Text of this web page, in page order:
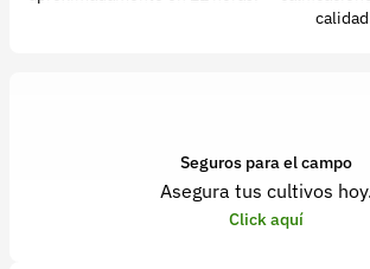
Seguros para el campo
Asegura tus cultivos hoy.
Click aquí